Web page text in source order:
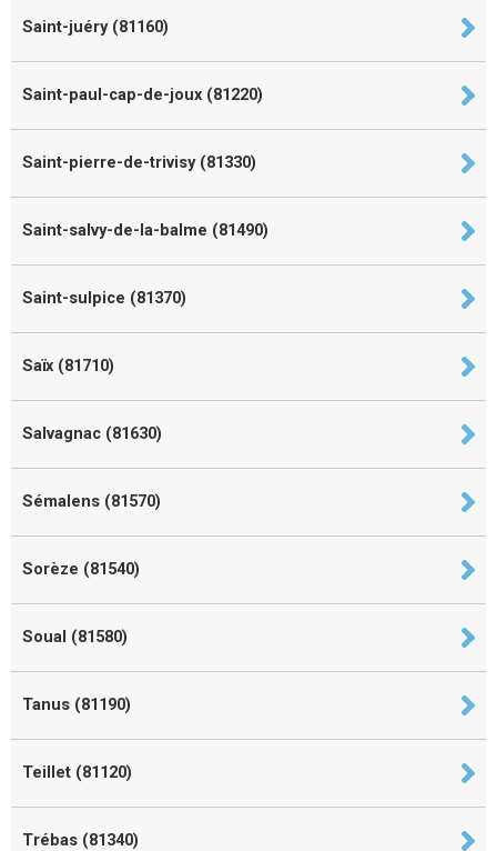
Saint-juéry (81160)
Saint-paul-cap-de-joux (81220)
Saint-pierre-de-trivisy (81330)
Saint-salvy-de-la-balme (81490)
Saint-sulpice (81370)
Saïx (81710)
Salvagnac (81630)
Sémalens (81570)
Sorèze (81540)
Soual (81580)
Tanus (81190)
Teillet (81120)
Trébas (81340)